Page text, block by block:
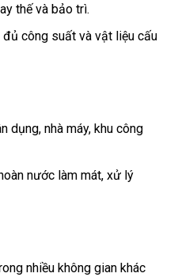
thế và bảo trì.
đủ công suất và vật liệu cấu
dụng, nhà máy, khu công
nước làm mát, xử lý
nhiều không gian khác